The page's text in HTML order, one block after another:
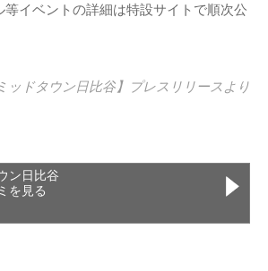
イベントの詳細は特設サイトで順次公
ッドタウン日比谷】 プレスリリース より
ン日比谷
を見る